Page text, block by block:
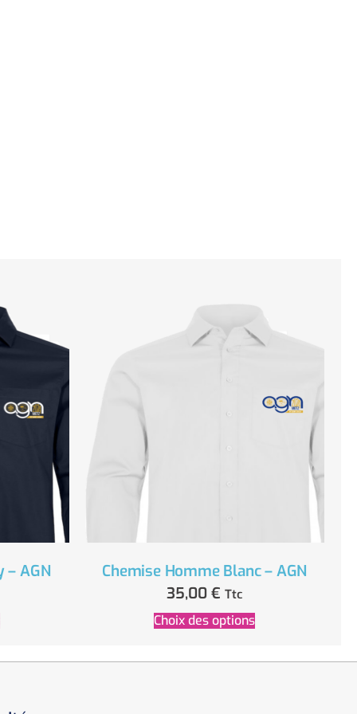
– AGN
Chemise Homme Blanc – AGN
35,00€ Ttc
Choix des options